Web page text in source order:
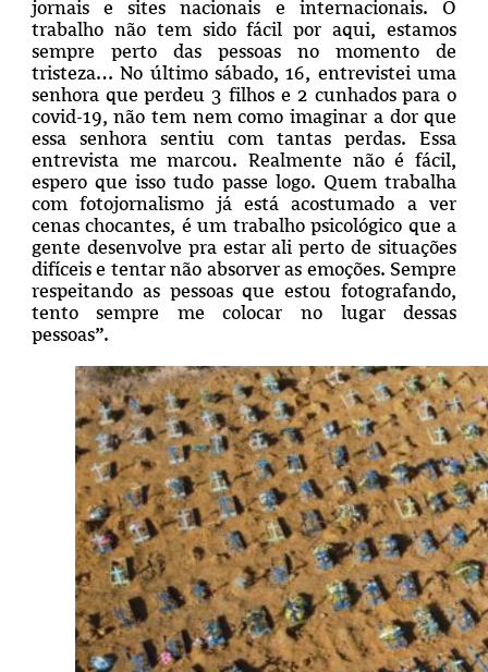
jornais e sites nacionais e internacionais. O
trabalho não tem sido fácil por aqui, estamos
sempre perto das pessoas no momento de
tristeza… No último sábado, 16, entrevistei uma
senhora que perdeu 3 filhos e 2 cunhados para o
covid-19, não tem nem como imaginar a dor que
essa senhora sentiu com tantas perdas. Essa
entrevista me marcou. Realmente não é fácil,
espero que isso tudo passe logo. Quem trabalha
com fotojornalismo já está acostumado a ver
cenas chocantes, é um trabalho psicológico que a
gente desenvolve pra estar ali perto de situações
difíceis e tentar não absorver as emoções. Sempre
respeitando as pessoas que estou fotografando,
tento sempre me colocar no lugar dessas
pessoas”.